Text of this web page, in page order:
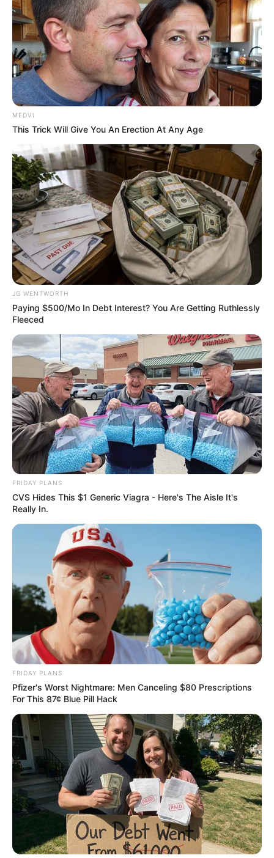
วันนี้ค่อนข้างเหนื่อยทั้งกายและเหนื่อยทั้งใจ นั่งไม่
ติดเก้าอี้ต้องวิ่งเต้นแก้ปัญหาทั้งเรื่องงานและเรื่อง
เงิน บางท่านเงินไม่พอใช้ งานส่วนตัวเจอคู่แข่งมาดึง
ลูกค้าไป สุขภาพมีอาการปวดขาเกิดขึ้น
ดวงคนเกิดวันจันทร์
ไพ่ประจำวันของท่านในวันนี้ คือ ไพ่รุ่งเรือง
ถือเป็นอีกหนึ่งวันที่ยิ้มได้ เกิดความโชคงานทั้งด้าน
การงานและการเงิน งานได้รับโอกาสใหม่ๆเข้ามา
ส่วนการเงินมีเกณฑ์ได้ลาภลอย สุขภาพระวังอาการ
ปวดหลัง ภาพโดยรวมถือว่าดวงดีวันนี้ ไม่น่ากังวล
ดวงคนเกิดวันอังคาร
ไพ่ประจำวันของท่านในวันนี้ คือ ไพ่รายได้
วันนี้ดวงชะตาโดดเด่นด้านการเงิน มีเกณฑ์ได้รับเงิน
มากกว่าจ่ายไป โดยเฉพาะท่านที่ค้าขาย ทำงานส่วน
ตัวจะโชคดี ลูกค้าเยอะ งานประจำทั่วไปไม่น่ากังวล
แต่เจ้าชะตาผู้ชายท่านอาจต้องระวังเรื่องการเงิน มี
เกณฑ์จ่ายเงินซ่อมของ
ดวงคนเกิดวันพุธ
ไพ่ประจำวันของท่านในวันนี้ คือ ไพ่สุขสบาย
MEDVI
This Trick Will Give You An Erection At Any Age
JG WENTWORTH
Paying $500/Mo In Debt Interest? You Are Getting Ruthlessly
Fleeced
FRIDAY PLANS
CVS Hides This $1 Generic Viagra - Here's The Aisle It's
Really In.
FRIDAY PLANS
Pfizer's Worst Nightmare: Men Canceling $80 Prescriptions
For This 87¢ Blue Pill Hack